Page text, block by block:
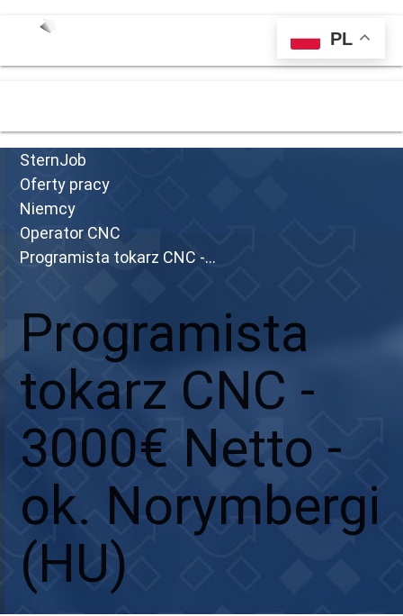
menu
SternJob
Oferty pracy
Niemcy
Operator CNC
Programista tokarz CNC -...
Programista
tokarz CNC -
3000€ Netto -
ok. Norymbergi
(HU)
PL